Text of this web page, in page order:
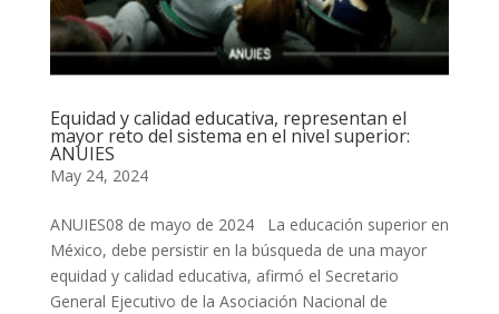
Equidad y calidad educativa, representan el
mayor reto del sistema en el nivel superior:
ANUIES
May 24, 2024
ANUIES08 de mayo de 2024 La educación superior en
México, debe persistir en la búsqueda de una mayor
equidad y calidad educativa, afirmó el Secretario
General Ejecutivo de la Asociación Nacional de